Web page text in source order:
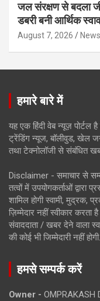
जल संरक्षण से बदला
डबरी बनी आर्थिक
August 7, 2026
हमारे बारे में
यह एक हिंदी वेब न्यूज़ पोर्टल
ट्रेंडिंग न्यूज, बॉलीवुड, खेल
तथा टेक्नोलॉजी से संबंधित
Disclaimer - समाचार से
तत्वों में उपयोगकर्ताओं द्वारा
शामिल होगी स्वामी, मुद्रक,
ज़िम्मेदार नहीं स्वीकार करता
संवाददाता / खबर देने वाला
की कोई भी जिम्मेदारी नहीं
हमसे सम्पर्क करें
Owner - OMPRAKASH